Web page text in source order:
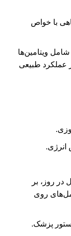
با خواص
ویتامین‌ها
عملکرد طبیعی
انرژی.
در روز، بر
روی
پزشک.